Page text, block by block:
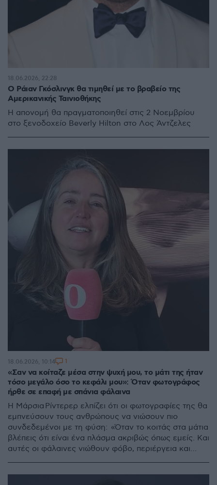
Ο Ράιαν Γκόσλινγκ θα τιμηθεί με το βραβείο της
Αμερικανικής Ταινιοθήκης
Η απονομή θα πραγματοποιηθεί στις 2 Νοεμβρίου
στο ξενοδοχείο Beverly Hilton στο Λος Άντζελες
18.06.2026, 22:28
«Σαν να κοίταζε μέσα στην ψυχή μου, το μάτι της ήταν
τόσο μεγάλο όσο το κεφάλι μου»: Όταν φωτογράφος
ήρθε σε επαφή με σπάνια φάλαινα
Η Μάρσια Ρίντερερ ελπίζει ότι οι φωτογραφίες της θα
εμπνεύσουν τους ανθρώπους να νιώσουν πιο
συνδεδεμένοι με τη φύση: «Όταν το κοιτάς στα μάτια
βλέπεις ότι είναι ένα πλάσμα ακριβώς όπως εμείς. Και
αυτές οι φάλαινες νιώθουν φόβο, περιέργεια και
18.06.2026, 10:14 1